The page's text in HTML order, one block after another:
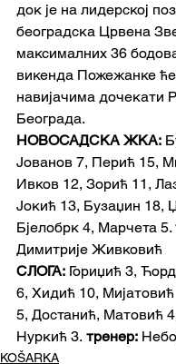
док је на лидерској
београдска Црвена
максималних 36
викенда Пожежанке ће
навијачима дочекати
Београда.
НОВОСАДСКА ЖКА:
Јованов 7, Перић 15,
Ивков 12, Зорић 11,
Јокић 13, Бузаџин 18,
Бјелобрк 4, Марчета 5.
Димитрије Живковић
СЛОГА: Гориџић 3,
6, Хидић 10,
5, Достанић, Матовић
Нуркић 3. тренер:
KOŠARKA